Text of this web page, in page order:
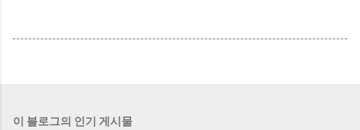
이 블로그의 인기 게시물